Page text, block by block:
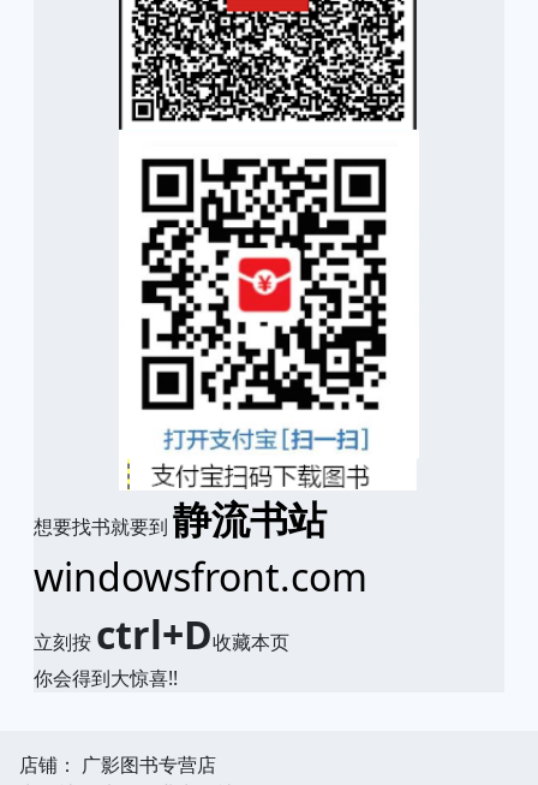
想要找书就要到 静流书站
windowsfront.com
立刻按 ctrl+D收藏本页
你会得到大惊喜!!
店铺： 广影图书专营店